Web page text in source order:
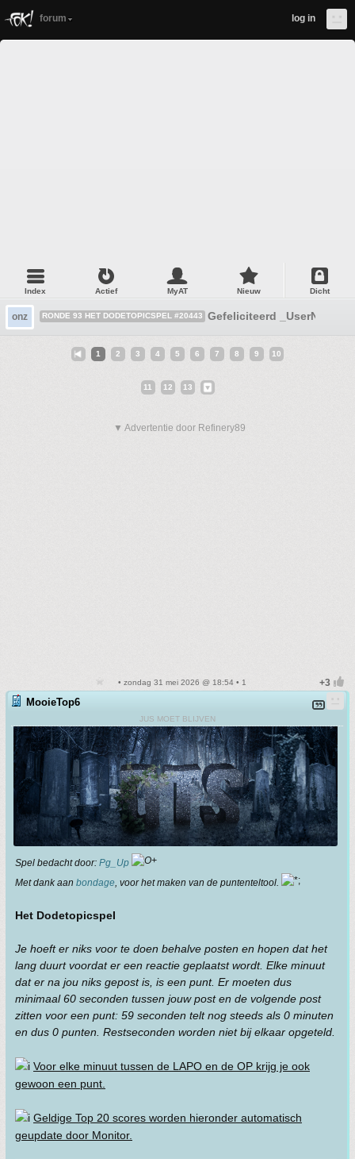
forum log in
Index Actief MyAT Nieuw Dicht
onz RONDE 93 HET DODETOPICSPEL #20443 Gefeliciteerd _UserName_
1 2 3 4 5 6 7 8 9 10
11 12 13
▼ Advertentie door Refinery89
• zondag 31 mei 2026 @ 18:54 • 1
MooieTop6
JUS MOET BLIJVEN
Spel bedacht door: Pg_Up
Met dank aan bondage , voor het maken van de puntenteltool.
Het DodetopicspeI
Je hoeft er niks voor te doen behalve posten en hopen dat het
lang duurt voordat er een reactie geplaatst wordt. Elke minuut
dat er na jou niks gepost is, is een punt. Er moeten dus
minimaal 60 seconden tussen jouw post en de volgende post
zitten voor een punt: 59 seconden telt nog steeds als 0 minuten
en dus 0 punten. Restseconden worden niet bij elkaar opgeteld.
Voor elke minuut tussen de LAPO en de OP krijg je ook
gewoon een punt.
Geldige Top 20 scores worden hieronder automatisch
geupdate door Monitor.